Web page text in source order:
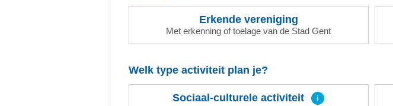
Erkende vereniging
Met erkenning of toelage van de Stad Gent
Welk type activiteit plan je?
Sociaal-culturele activiteit i